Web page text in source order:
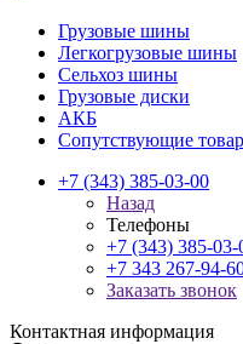
Грузовые шины
Легкогрузовые шины
Сельхоз шины
Грузовые диски
АКБ
Сопутствующие
+7 (343) 385-03-00
Назад
Телефоны
+7 (343) 385-03-
+7 343 267-94-
Заказать звонок
Контактная информация